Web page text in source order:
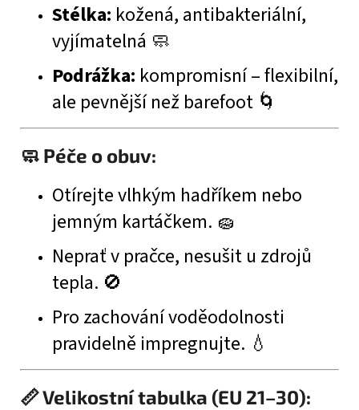
Stélka: kožená, antibakteriální,
vyjímatelná 🧼
Podrážka: kompromisní – flexibilní,
ale pevnější než barefoot 🌀
🧼 Péče o obuv:
Otírejte vlhkým hadříkem nebo
jemným kartáčkem. 🧽
Neprať v pračce, nesušit u zdrojů
tepla. 🚫
Pro zachování voděodolnosti
pravidelně impregnujte. 💧
📏 Velikostní tabulka (EU 21–30):